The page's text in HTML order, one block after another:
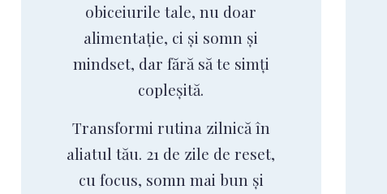
obiceiurile tale, nu doar
alimentație, ci și somn și
mindset, dar fără să te simți
copleșită.
Transformi rutina zilnică în
aliatul tău. 21 de zile de reset,
cu focus, somn mai bun și